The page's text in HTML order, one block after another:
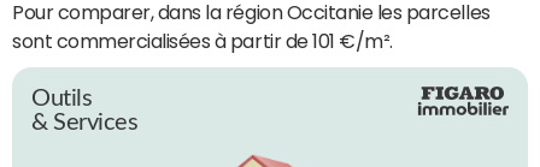
Pour comparer, dans la région Occitanie les parcelles
sont commercialisées à partir de 101 €/m².
Outils
& Services